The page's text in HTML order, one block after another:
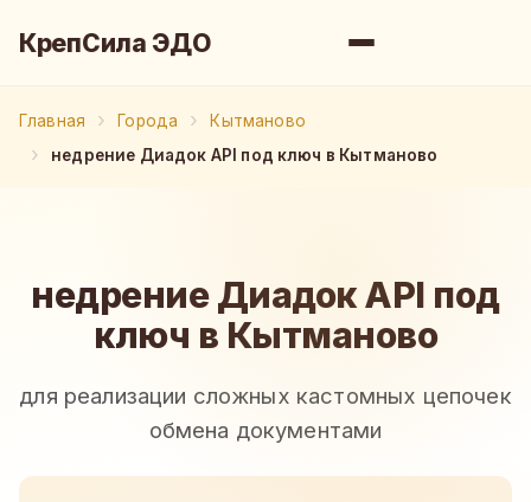
КрепСила ЭДО
Главная Города
Кытманово
недрение Диадок API под ключ в Кытманово
недрение Диадок API под
ключ в Кытманово
для реализации сложных кастомных цепочек
обмена документами